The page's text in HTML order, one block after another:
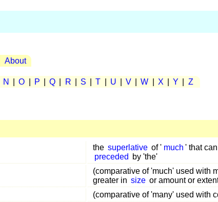
About
N O P Q R S T U V W X Y Z
the superlative of ' much ' that
preceded
by 'the'
(comparative of 'much' used with
greater in size or amount or
(comparative of 'many' used with